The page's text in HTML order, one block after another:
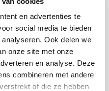
en advertenties te
social media te bieden
Ook delen we
onze site met onze
en analyse. Deze
combineren met andere
of die ze hebben
in een fabriek waar
worden.
Groen